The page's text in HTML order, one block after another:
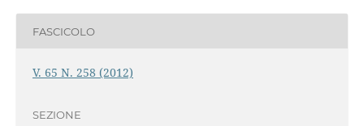
FASCICOLO
V. 65 N. 258 (2012)
SEZIONE